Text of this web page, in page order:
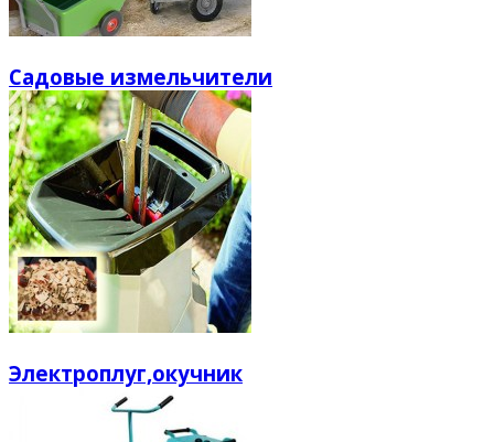
Садовые измельчители
Электроплуг,окучник